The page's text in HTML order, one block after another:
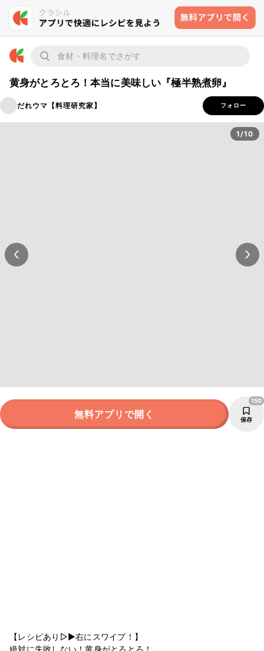
黄身がとろとろ！本当に美味しい『極半熟煮卵』
だれウマ【料理研究家】 フォロー
1/10
無料アプリで開く 保存
150
【レシピあり▷▶︎右にスワイプ！】
絶対に失敗しない！黄身がとろとろ！